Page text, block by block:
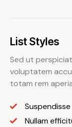
List Styles
Sed ut
voluptatem
totam rem
Nullam